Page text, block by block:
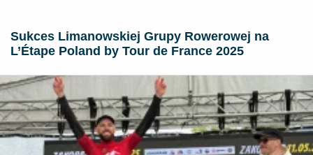
Sukces Limanowskiej Grupy Rowerowej na
L’Étape Poland by Tour de France 2025